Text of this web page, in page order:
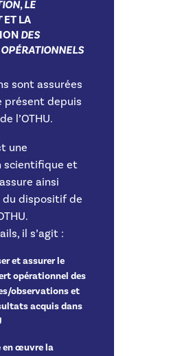
LE
ET LA
DES
sont assurées
présent depuis
l’OTHU.
une
scientifique et
ainsi
du dispositif de
il s’agit :
et assurer le
opérationnel des
observations et
acquis dans
en œuvre la